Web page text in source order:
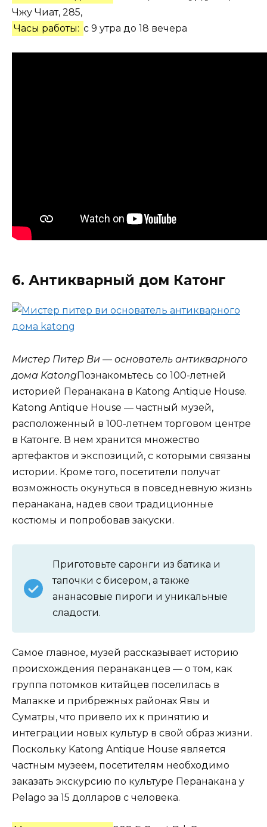
Чжу Чиат, 285,
Часы работы: с 9 утра до 18 вечера
6. Антикварный дом Катонг
Мистер Питер Ви — основатель антикварного
дома KatongПознакомьтесь со 100-летней
историей Перанакана в Katong Antique House.
Katong Antique House — частный музей,
расположенный в 100-летнем торговом центре
в Катонге. В нем хранится множество
артефактов и экспозиций, с которыми связаны
истории. Кроме того, посетители получат
возможность окунуться в повседневную жизнь
перанакана, надев свои традиционные
костюмы и попробовав закуски.
Приготовьте саронги из батика и
тапочки с бисером, а также
ананасовые пироги и уникальные
сладости.
Самое главное, музей рассказывает историю
происхождения перанаканцев — о том, как
группа потомков китайцев поселилась в
Малакке и прибрежных районах Явы и
Суматры, что привело их к принятию и
интеграции новых культур в свой образ жизни.
Поскольку Katong Antique House является
частным музеем, посетителям необходимо
заказать экскурсию по культуре Перанакана у
Pelago за 15 долларов с человека.